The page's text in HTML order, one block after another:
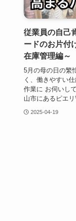
従業員の自己
ードのお片付
在庫管理編～
5月の母の日の繁
く、働きやすい
作業に お伺いし
山市にあるピエリ
2025-04-19